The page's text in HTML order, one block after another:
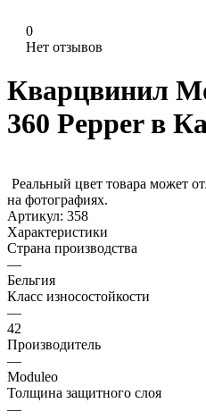
0
Нет отзывов
Кварцвинил
360 Pepper в
Реальный цвет товара может
на фотографиях.
Артикул: 358
Характеристики
Страна производства
—
Бельгия
Класс износостойкости
—
42
Производитель
—
Moduleo
Толщина защитного слоя
—